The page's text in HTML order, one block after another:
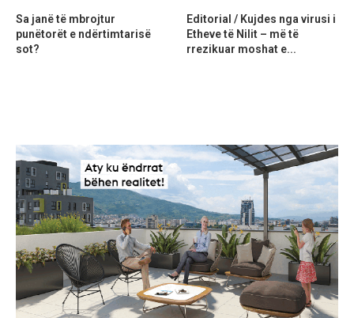
Sa janë të mbrojtur
punëtorët e ndërtimtarisë
sot?
Editorial / Kujdes nga virusi i
Etheve të Nilit – më të
rrezikuar moshat e...